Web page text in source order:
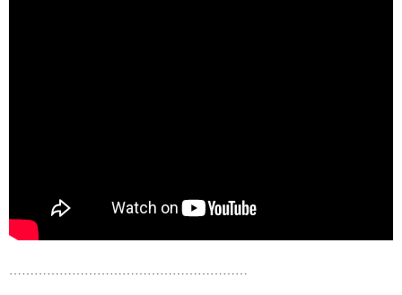
…………………………………………………